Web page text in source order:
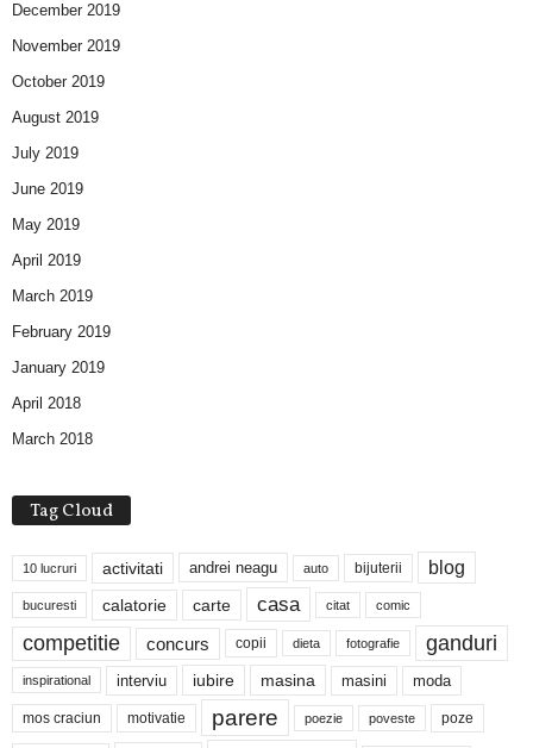
December 2019
November 2019
October 2019
August 2019
July 2019
June 2019
May 2019
April 2019
March 2019
February 2019
January 2019
April 2018
March 2018
Tag Cloud
10 lucruri activitati andrei neagu auto bijuterii blog
bucuresti calatorie carte casa citat comic
competitie concurs copii dieta fotografie ganduri
inspirational interviu iubire masina masini moda
mos craciun motivatie parere poezie poveste poze